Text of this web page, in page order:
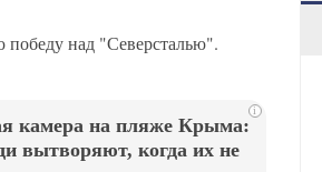
над "Северсталью".
i
камера на пляже Крыма:
вытворяют, когда их не